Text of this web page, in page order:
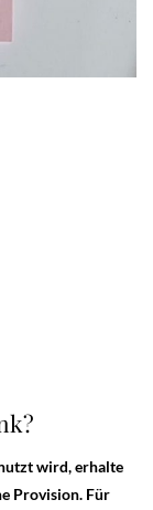
wird, erhalte
Provision. Für